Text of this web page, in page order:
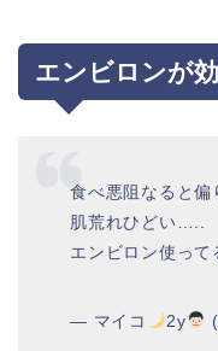
エンビロンが
食べ悪阻なると偏
肌荒れひどい…..
エンビロン使って
— マイコ 2y